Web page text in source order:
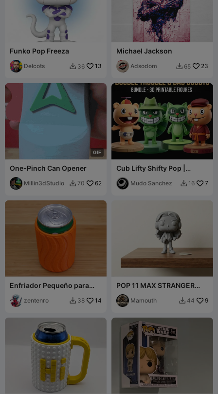
Funko Pop Freeza
Delcots  36 13
Michael Jackson
Adsodom  65 23
GIF
One-Pinch Can Opener
Millin3dStudio  70 62
Cub Lifty Shifty Pop |
Paquete de Happy Tree
FriendsMudo Sanchez  16 7
Enfriador Pequeño para
Latas de 7.5 oz con Agarre
Retorcido
zentenro  38 14
POP 11 MAX STRANGER
THINGS
Mamouth  44 9